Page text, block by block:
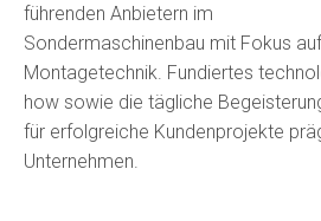
führenden Anbietern im
Sondermaschinenbau mit Fokus
Montagetechnik. Fundiertes
how sowie die tägliche
für erfolgreiche Kundenprojekte
Unternehmen.